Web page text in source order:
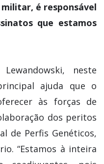
é responsável
que estamos
neste
ajuda que o
às forças de
dos peritos
de Perfis Genéticos,
“Estamos à inteira